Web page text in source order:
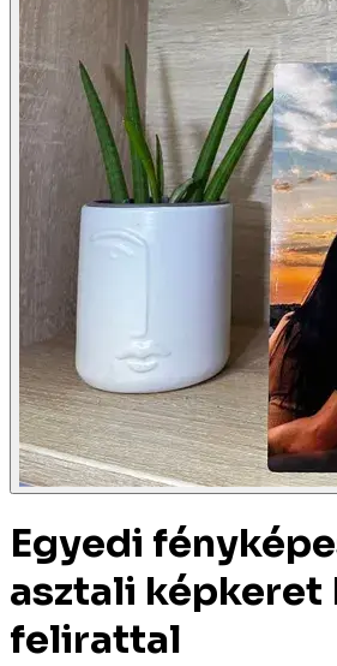
Egyedi
asztali képkeret
felirattal